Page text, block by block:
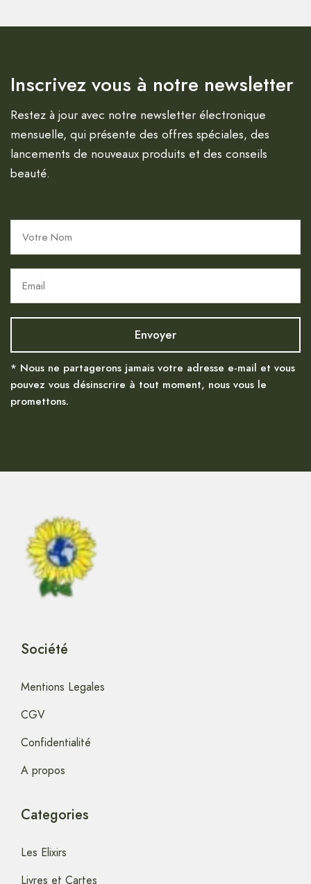
Inscrivez vous à notre newsletter
Restez à jour avec notre newsletter électronique
mensuelle, qui présente des offres spéciales, des
lancements de nouveaux produits et des conseils
beauté.
* Nous ne partagerons jamais votre adresse e-mail et vous
pouvez vous désinscrire à tout moment, nous vous le
promettons.
Société
Mentions Legales
CGV
Confidentialité
A propos
Categories
Les Elixirs
Livres et Cartes